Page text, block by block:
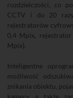
rozdzielczości, co
CCTV i do 20
rejestratorów
0,4 Mpix,
Mpix).
Inteligentne
możliwość
znikania obiektu,